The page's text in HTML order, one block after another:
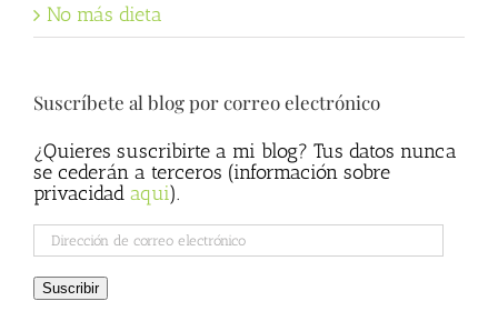
No más dieta
Suscríbete al blog por correo electrónico
¿Quieres suscribirte a mi blog? Tus datos nunca
se cederán a terceros (información sobre
privacidad aqui).
Dirección
de
correo
electrónico
Suscribir